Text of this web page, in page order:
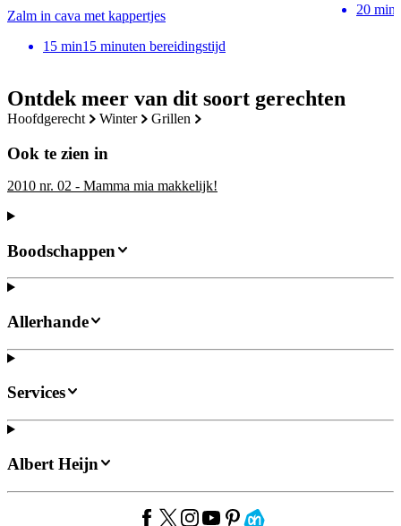
Ontdek meer van dit soort gerechten
hoofdgerecht winter grillen
Ook te zien in
2010 nr. 02 - Mamma mia makkelijk!
Zalm in cava met kappertjes
15 min15 minuten bereidingstijd
20 min
Boodschappen
Allerhande
Services
Albert Heijn